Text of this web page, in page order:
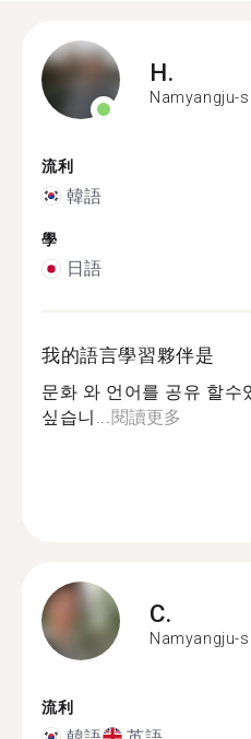
H.
Namyangju-si
流利
韓語
學
日語
我的語言學習夥伴是
문화 와 언어를 공유 할수
싶습니...閱讀更多
C.
Namyangju-si
流利